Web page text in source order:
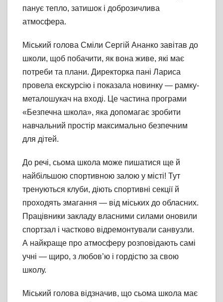
панує тепло, затишок і доброзичлива
атмосфера.
Міський голова Сміли Сергій Ананко завітав до
школи, щоб побачити, як вона живе, які має
потреби та плани. Директорка пані Лариса
провела екскурсію і показала новинку — рамку-
металошукач на вході. Це частина програми
«Безпечна школа», яка допомагає зробити
навчальний простір максимально безпечним
для дітей.
До речі, сьома школа може пишатися ще й
найбільшою спортивною залою у місті! Тут
тренуються клуби, діють спортивні секції й
проходять змагання — від міських до обласних.
Працівники закладу власними силами оновили
спортзал і частково відремонтували санвузли.
А найкраще про атмосферу розповідають самі
учні — щиро, з любов’ю і гордістю за свою
школу.
Міський голова відзначив, що сьома школа має